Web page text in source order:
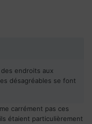
endroits aux
désagréables se font
carrément pas ces
étaient particulièrement